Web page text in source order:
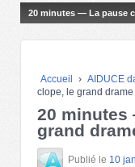
20 minutes — La pause
Accueil › AIDUCE
clope, le grand
20 minutes
grand
Publié le 10